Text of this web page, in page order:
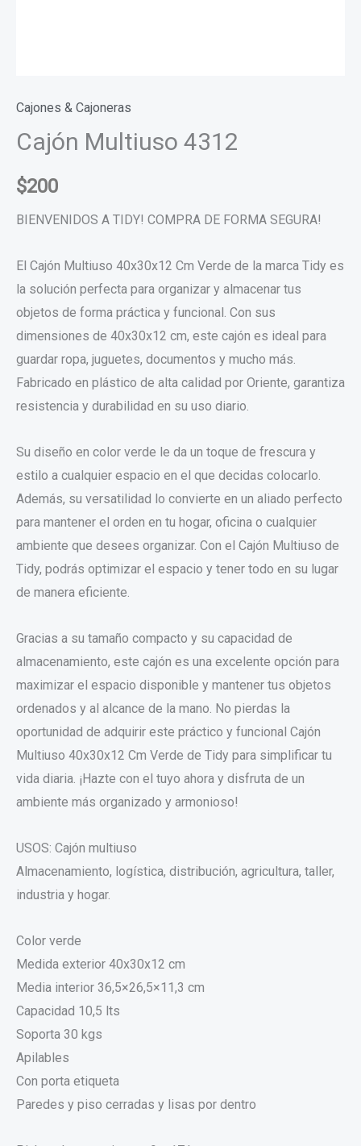
Cajones & Cajoneras
Cajón Multiuso 4312
$200
BIENVENIDOS A TIDY! COMPRA DE FORMA SEGURA!
El Cajón Multiuso 40x30x12 Cm Verde de la marca Tidy es
la solución perfecta para organizar y almacenar tus
objetos de forma práctica y funcional. Con sus
dimensiones de 40x30x12 cm, este cajón es ideal para
guardar ropa, juguetes, documentos y mucho más.
Fabricado en plástico de alta calidad por Oriente, garantiza
resistencia y durabilidad en su uso diario.
Su diseño en color verde le da un toque de frescura y
estilo a cualquier espacio en el que decidas colocarlo.
Además, su versatilidad lo convierte en un aliado perfecto
para mantener el orden en tu hogar, oficina o cualquier
ambiente que desees organizar. Con el Cajón Multiuso de
Tidy, podrás optimizar el espacio y tener todo en su lugar
de manera eficiente.
Gracias a su tamaño compacto y su capacidad de
almacenamiento, este cajón es una excelente opción para
maximizar el espacio disponible y mantener tus objetos
ordenados y al alcance de la mano. No pierdas la
oportunidad de adquirir este práctico y funcional Cajón
Multiuso 40x30x12 Cm Verde de Tidy para simplificar tu
vida diaria. ¡Hazte con el tuyo ahora y disfruta de un
ambiente más organizado y armonioso!
USOS: Cajón multiuso
Almacenamiento, logística, distribución, agricultura, taller,
industria y hogar.
Color verde
Medida exterior 40x30x12 cm
Media interior 36,5×26,5×11,3 cm
Capacidad 10,5 lts
Soporta 30 kgs
Apilables
Con porta etiqueta
Paredes y piso cerradas y lisas por dentro